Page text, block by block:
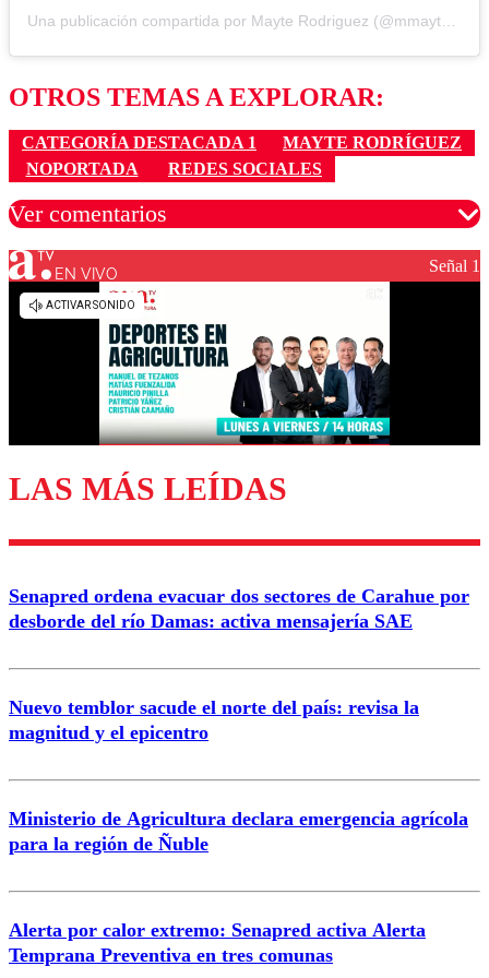
OTROS TEMAS A EXPLORAR:
CATEGORÍA DESTACADA 1
MAYTE RODRÍGUEZ
NOPORTADA
REDES SOCIALES
Ver comentarios
Los comentarios son moderados para garantizar un
Enviar comentario
EN VIVO Señal 1
LAS MÁS LEÍDAS
Senapred ordena evacuar dos sectores de Carahue por
desborde del río Damas: activa mensajería SAE
Nuevo temblor sacude el norte del país: revisa la
magnitud y el epicentro
Ministerio de Agricultura declara emergencia agrícola
para la región de Ñuble
Alerta por calor extremo: Senapred activa Alerta
Temprana Preventiva en tres comunas